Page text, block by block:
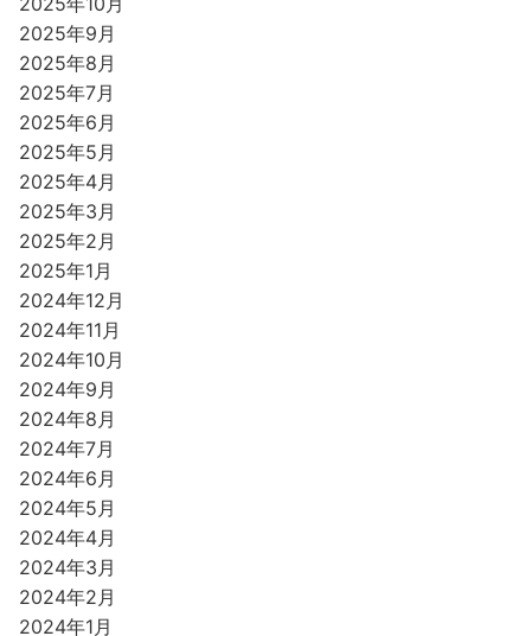
2025年9月
2025年8月
2025年7月
2025年6月
2025年5月
2025年4月
2025年3月
2025年2月
2025年1月
2024年12月
2024年11月
2024年10月
2024年9月
2024年8月
2024年7月
2024年6月
2024年5月
2024年4月
2024年3月
2024年2月
2024年1月